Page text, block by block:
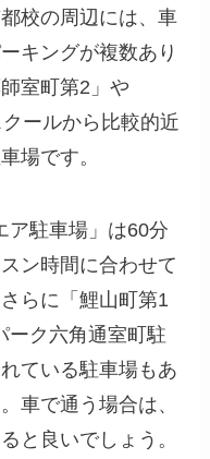
校の周辺には、車
キングが複数あり
室町第2」や
ールから比較的近
場です。
ア駐車場」は60分
ン時間に合わせて
らに「鯉山町第1
ーク六角通室町駐
ている駐車場もあ
車で通う場合は、
と良いでしょう。